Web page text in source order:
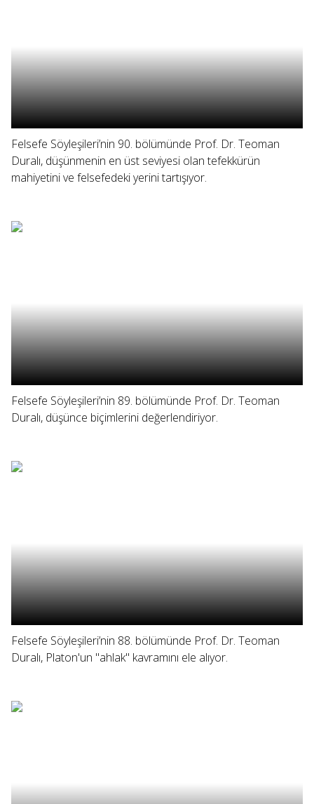
Felsefe Söyleşileri’nin 90. bölümünde Prof. Dr. Teoman
Duralı, düşünmenin en üst seviyesi olan tefekkürün
mahiyetini ve felsefedeki yerini tartışıyor.
Felsefe Söyleşileri’nin 89. bölümünde Prof. Dr. Teoman
Duralı, düşünce biçimlerini değerlendiriyor.
Felsefe Söyleşileri’nin 88. bölümünde Prof. Dr. Teoman
Duralı, Platon'un "ahlak" kavramını ele alıyor.